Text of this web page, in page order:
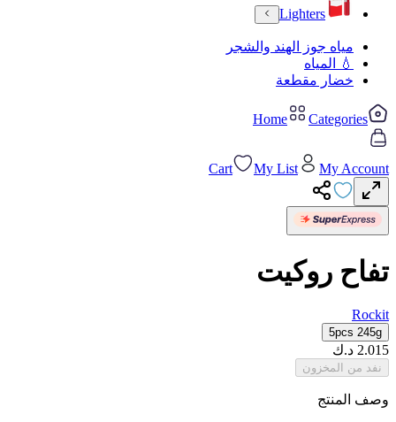
Lighters
مياه جوز الهند والشجر
💧 المياه
خضار مقطعة
Home Categories
Cart My List My Account
تفاح روكيت
Rockit
5pcs 245g
2.015 د.ك
نفد من المخزون
وصف المنتج